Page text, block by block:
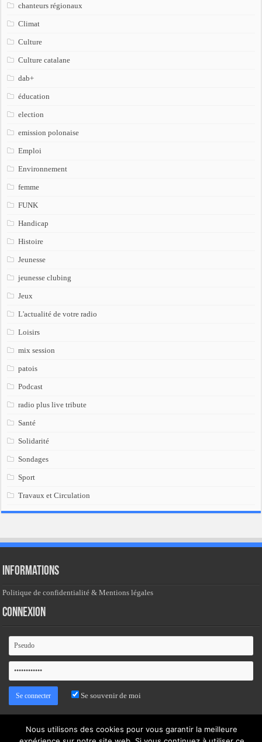
chanteurs régionaux
Climat
Culture
Culture catalane
dab+
éducation
election
emission polonaise
Emploi
Environnement
femme
FUNK
Handicap
Histoire
Jeunesse
jeunesse clubing
Jeux
L'actualité de votre radio
Loisirs
mix session
patois
Podcast
radio plus live tribute
Santé
Solidarité
Sondages
Sport
Travaux et Circulation
Informations
Politique de confidentialité & Mentions légales
Connexion
Se souvenir de moi
Nous utilisons des cookies pour vous garantir la meilleure